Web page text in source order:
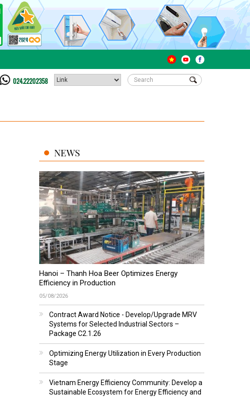
024.22202358
NEWS
Hanoi – Thanh Hoa Beer Optimizes Energy
Efficiency in Production
05/08/2026
Contract Award Notice - Develop/Upgrade MRV
Systems for Selected Industrial Sectors –
Package C2.1.26
Optimizing Energy Utilization in Every Production
Stage
Vietnam Energy Efficiency Community: Develop a
Sustainable Ecosystem for Energy Efficiency and